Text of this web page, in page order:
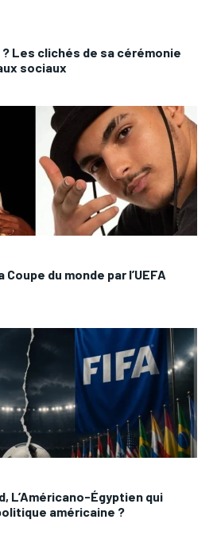
? Les clichés de sa cérémonie
sociaux
du monde par l’UEFA
L’Américano-Égyptien qui
américaine ?